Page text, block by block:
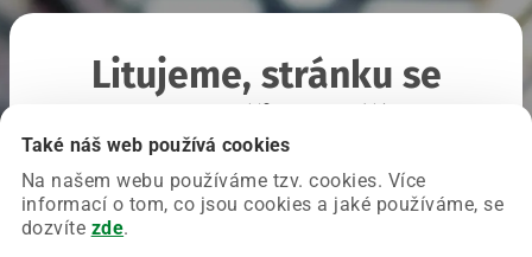
Také náš web používá cookies
Na našem webu používáme tzv. cookies. Více
informací o tom, co jsou cookies a jaké používáme, se
dozvíte zde.
Litujeme, stránku se
Chyba nastala na naší straně a už ji opravujeme.
Zkuste prosím znovu načíst požadovanou stránku.